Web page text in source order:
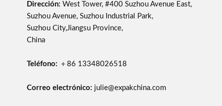
Dirección: West Tower, #400 Suzhou Avenue East,
Suzhou Avenue, Suzhou Industrial Park,
Suzhou City,Jiangsu Province,
China
Teléfono: ＋86 13348026518
Correo electrónico: julie@expakchina.com